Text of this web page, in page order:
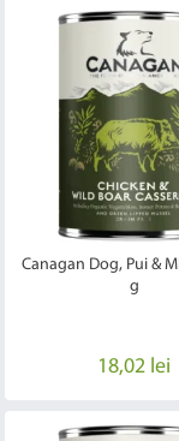
Canagan Dog, Pui &
g
18,02 lei